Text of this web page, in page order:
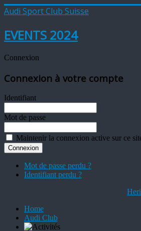
Audi Sport Club Suisse
EVENTS 2024
Connexion
Connexion à votre compte
Identifiant
Mot de passe
Maintenir la connexion active sur ce
Mot de passe perdu ?
Identifiant perdu ?
Home
Audi Club